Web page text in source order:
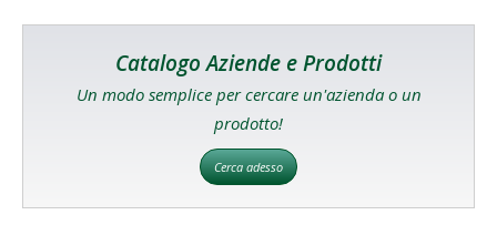
Catalogo Aziende e Prodotti
Un modo semplice per cercare un'azienda o un
prodotto!
Cerca adesso